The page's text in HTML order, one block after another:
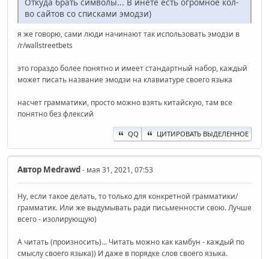
во сайтов со списками эмодзи)
я же говорю, сами люди начинают так использовать эмодзи в
/r/wallstreetbets
это гораздо более понятно и имеет стандартный набор, каждый
может писать название эмодзи на клавиатуре своего языка
насчет грамматики, просто можно взять китайскую, там все
понятно без флексий
QQ ЦИТИРОВАТЬ ВЫДЕЛЕННОЕ
Автор Medrawd- мая 31, 2021, 07:53
Ну, если такое делать, то только для конкретной грамматики/
грамматик. Или же выдумывать ради письменности свою. Лучше
всего - изолирующую)
А читать (произносить)... Читать можно как камбун - каждый по
смыслу своего языка)) И даже в порядке слов своего языка.